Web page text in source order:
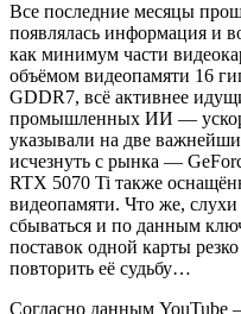
Все последние месяцы
появлялась информация и
как минимум части
объёмом видеопамяти 16
GDDR7, всё активнее
промышленных ИИ —
указывали на две
исчезнуть с рынка —
RTX 5070 Ti также
видеопамяти. Что же,
сбываться и по данным
поставок одной карты
повторить её судьбу…
Согласно данным YouTube